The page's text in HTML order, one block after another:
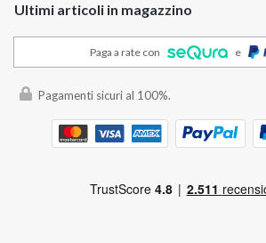
Ultimi articoli in magazzino
Paga a rate con e
Pagamenti sicuri al 100%.